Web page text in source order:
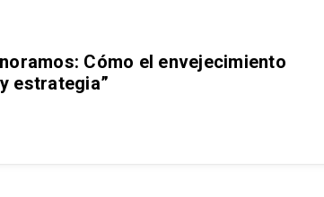
Cómo el envejecimiento
estrategia”